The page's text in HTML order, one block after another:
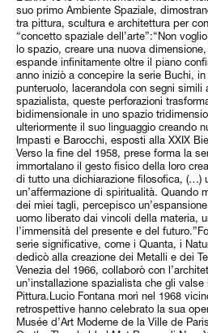
suo primo Ambiente Spaziale,
tra pittura, scultura e architettura per
“concetto spaziale dell’arte”:“Non
lo spazio, creare una nuova
espande infinitamente oltre il piano
anno iniziò a concepire la serie Buchi,
punteruolo, lacerandola con segni simili
spazialista, queste perforazioni
bidimensionale in uno spazio
ulteriormente il suo linguaggio creando
Impasti e Barocchi, esposti alla XXIX
Verso la fine del 1958, prese forma la
immortalano il gesto fisico della loro
di tutto una dichiarazione filosofica, (…)
un’affermazione di spiritualità. Quando
dei miei tagli, percepisco
uomo liberato dai vincoli della materia,
l’immensità del presente e del
serie significative, come i Quanta, i
dedicò alla creazione dei Metalli e dei
Venezia del 1966, collaborò con
un’installazione spazialista che gli
Pittura.Lucio Fontana morì nel 1968
retrospettive hanno celebrato la sua
Musée d’Art Moderne de la Ville de